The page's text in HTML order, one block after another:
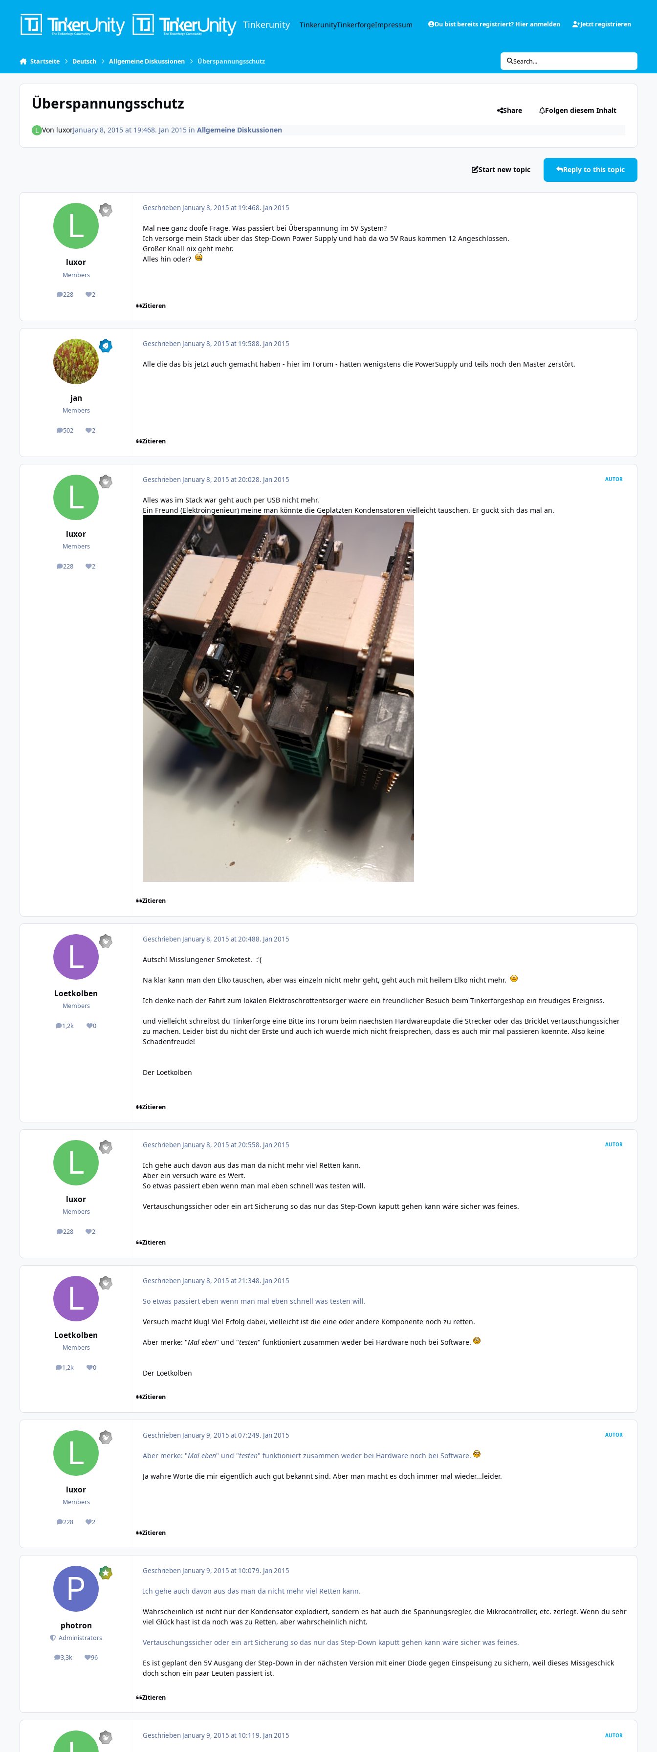
Tinkerunity TinkerunityTinkerforgeImpressum Du bist bereits registriert? Hier anmelden Jetzt registrieren
Startseite Deutsch Allgemeine Diskussionen Überspannungsschutz Search...
Überspannungsschutz Share Folgen diesem Inhalt
Von luxorJanuary 8, 2015 at 19:468. Jan 2015in Allgemeine Diskussionen
Start new topic Reply to this topic
luxor
Members
228
posts 2
Reputation
Geschrieben January 8, 2015 at 19:468. Jan 2015
Mal nee ganz doofe Frage. Was passiert bei Überspannung im 5V System?
Ich versorge mein Stack über das Step-Down Power Supply und hab da wo 5V Raus kommen 12 Angeschlossen.
Großer Knall nix geht mehr.
Alles hin oder?
Zitieren
jan
Members
502
posts 2
Reputation
Geschrieben January 8, 2015 at 19:588. Jan 2015
Alle die das bis jetzt auch gemacht haben - hier im Forum - hatten wenigstens die PowerSupply und teils noch den Master zerstört.
Zitieren
luxor
Members
228
posts 2
Reputation
Geschrieben January 8, 2015 at 20:028. Jan 2015 AUTOR
Alles was im Stack war geht auch per USB nicht mehr.
Ein Freund (Elektroingenieur) meine man könnte die Geplatzten Kondensatoren vielleicht tauschen. Er guckt sich das mal an.
Zitieren
Loetkolben
Members
1,2k
posts 0
Reputation
Geschrieben January 8, 2015 at 20:488. Jan 2015
Autsch! Misslungener Smoketest. :'(
Na klar kann man den Elko tauschen, aber was einzeln nicht mehr geht, geht auch mit heilem Elko nicht mehr.
Ich denke nach der Fahrt zum lokalen Elektroschrottentsorger waere ein freundlicher Besuch beim Tinkerforgeshop ein freudiges Ereigniss.
und vielleicht schreibst du Tinkerforge eine Bitte ins Forum beim naechsten Hardwareupdate die Strecker oder das Bricklet vertauschungssicher
zu machen. Leider bist du nicht der Erste und auch ich wuerde mich nicht freisprechen, dass es auch mir mal passieren koennte. Also keine
Schadenfreude!
Der Loetkolben
Zitieren
luxor
Members
228
posts 2
Reputation
Geschrieben January 8, 2015 at 20:558. Jan 2015 AUTOR
Ich gehe auch davon aus das man da nicht mehr viel Retten kann.
Aber ein versuch wäre es Wert.
So etwas passiert eben wenn man mal eben schnell was testen will.
Vertauschungssicher oder ein art Sicherung so das nur das Step-Down kaputt gehen kann wäre sicher was feines.
Zitieren
Loetkolben
Members
1,2k
posts 0
Reputation
Geschrieben January 8, 2015 at 21:348. Jan 2015
So etwas passiert eben wenn man mal eben schnell was testen will.
Versuch macht klug! Viel Erfolg dabei, vielleicht ist die eine oder andere Komponente noch zu retten.
Aber merke: "Mal eben" und "testen" funktioniert zusammen weder bei Hardware noch bei Software.
Der Loetkolben
Zitieren
luxor
Members
228
posts 2
Reputation
Geschrieben January 9, 2015 at 07:249. Jan 2015 AUTOR
Aber merke: "Mal eben" und "testen" funktioniert zusammen weder bei Hardware noch bei Software.
Ja wahre Worte die mir eigentlich auch gut bekannt sind. Aber man macht es doch immer mal wieder...leider.
Zitieren
photron
Administrators
3,3k
posts 96
Reputation
Geschrieben January 9, 2015 at 10:079. Jan 2015
Ich gehe auch davon aus das man da nicht mehr viel Retten kann.
Wahrscheinlich ist nicht nur der Kondensator explodiert, sondern es hat auch die Spannungsregler, die Mikrocontroller, etc. zerlegt. Wenn du sehr
viel Glück hast ist da noch was zu Retten, aber wahrscheinlich nicht.
Vertauschungssicher oder ein art Sicherung so das nur das Step-Down kaputt gehen kann wäre sicher was feines.
Es ist geplant den 5V Ausgang der Step-Down in der nächsten Version mit einer Diode gegen Einspeisung zu sichern, weil dieses Missgeschick
doch schon ein paar Leuten passiert ist.
Zitieren
Geschrieben January 9, 2015 at 10:119. Jan 2015 AUTOR